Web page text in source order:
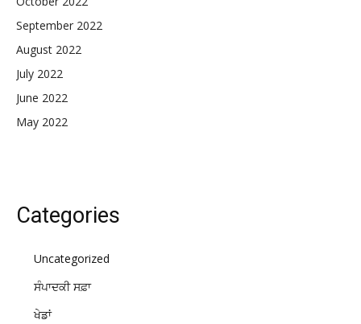
September 2022
August 2022
July 2022
June 2022
May 2022
Categories
Uncategorized
ਸੰਪਾਦਕੀ ਸਫ਼ਾ
ਖੇਡਾਂ